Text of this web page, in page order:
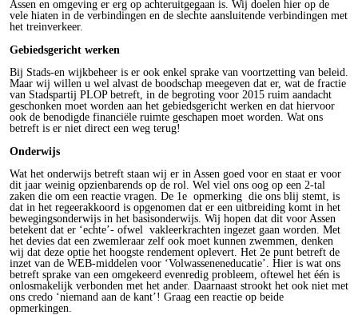
Assen en omgeving er erg op achteruitgegaan is. Wij doelen hier op de
vele hiaten in de verbindingen en de slechte aansluitende verbindingen met
het treinverkeer.
Gebiedsgericht werken
Bij Stads-en wijkbeheer is er ook enkel sprake van voortzetting van beleid.
Maar wij willen u wel alvast de boodschap meegeven dat er, wat de fractie
van Stadspartij PLOP betreft, in de begroting voor 2015 ruim aandacht
geschonken moet worden aan het gebiedsgericht werken en dat hiervoor
ook de benodigde financiële ruimte geschapen moet worden. Wat ons
betreft is er niet direct een weg terug!
Onderwijs
Wat het onderwijs betreft staan wij er in Assen goed voor en staat er voor
dit jaar weinig opzienbarends op de rol. Wel viel ons oog op een 2-tal
zaken die om een reactie vragen. De 1e opmerking die ons blij stemt, is
dat in het regeerakkoord is opgenomen dat er een uitbreiding komt in het
bewegingsonderwijs in het basisonderwijs. Wij hopen dat dit voor Assen
betekent dat er ‘echte’- ofwel vakleerkrachten ingezet gaan worden. Met
het devies dat een zwemleraar zelf ook moet kunnen zwemmen, denken
wij dat deze optie het hoogste rendement oplevert. Het 2e punt betreft de
inzet van de WEB-middelen voor ‘Volwasseneneducatie’. Hier is wat ons
betreft sprake van een omgekeerd evenredig probleem, oftewel het één is
onlosmakelijk verbonden met het ander. Daarnaast strookt het ook niet met
ons credo ‘niemand aan de kant’! Graag een reactie op beide
opmerkingen.